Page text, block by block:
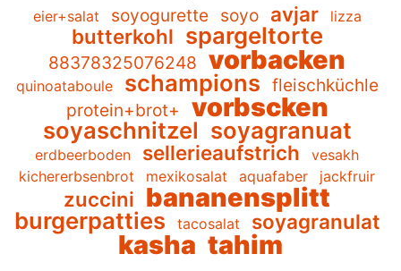
eier+salat soyogurette soyo avjar lizza
butterkohl spargeltorte
88378325076248 vorbacken
quinoataboule schampions fleischküchle
protein+brot+
vorbscken
soyaschnitzel soyagranuat
erdbeerboden sellerieaufstrich
vesakh
kichererbsenbrot
mexikosalat aquafaber jackfruir
zuccini bananensplitt
burgerpatties tacosalat soyagranulat
kasha tahim